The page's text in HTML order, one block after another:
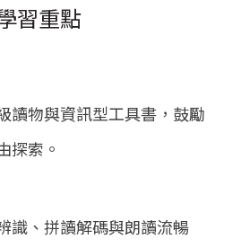
習重點
讀物與資訊型工具書，鼓勵
探索。
識、拼讀解碼與朗讀流暢